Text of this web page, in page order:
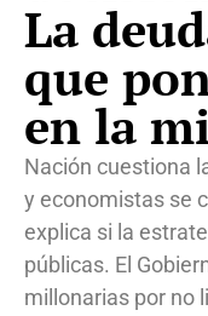
La
que
en la
Nación cuestiona
y economistas se
explica si la
públicas. El
millonarias por no